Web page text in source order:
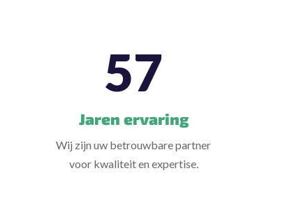
57
Jaren ervaring
Wij zijn uw betrouwbare partner
voor kwaliteit en expertise.